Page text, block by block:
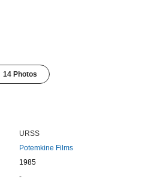
14 Photos
URSS
Potemkine Films
1985
-